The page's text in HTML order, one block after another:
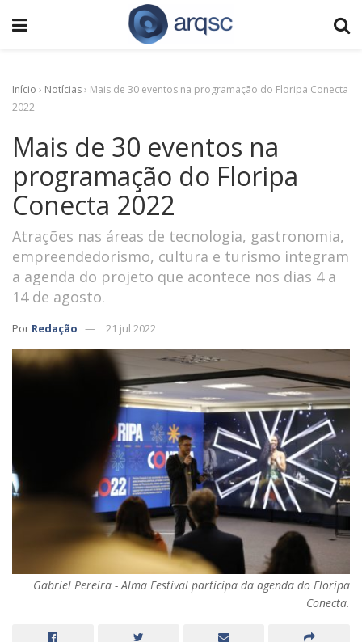
Início › Notícias› Mais de 30 eventos na programação do Floripa Conecta
2022
Mais de 30 eventos na
programação do Floripa
Conecta 2022
Atrações nas áreas de tecnologia, gastronomia,
empreendedorismo, cultura e turismo integram
a agenda do projeto que acontece nos dias 4 a
14 de agosto.
Por Redação 21 jul 2022
Gabriel Pereira - Alma Festival participa da agenda do Floripa
Conecta.